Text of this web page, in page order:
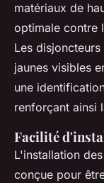
matériaux de
optimale contre
Les
jaunes visibles
une
renforçant ainsi
Facilité
L'installation
conçue pour